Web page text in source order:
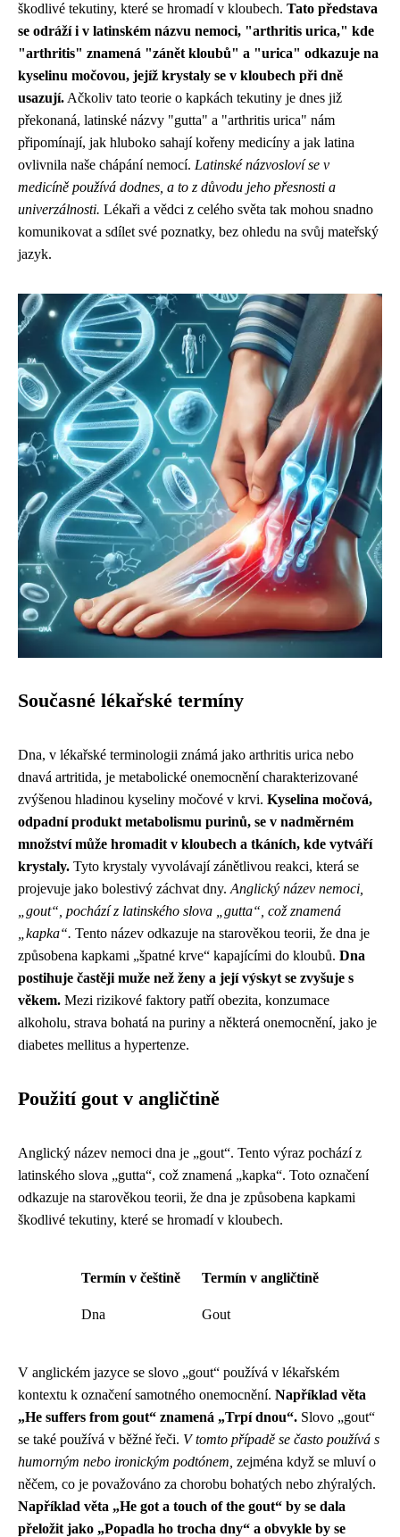
škodlivé tekutiny, které se hromadí v kloubech. Tato představa
se odráží i v latinském názvu nemoci, "arthritis urica," kde
"arthritis" znamená "zánět kloubů" a "urica" odkazuje na
kyselinu močovou, jejíž krystaly se v kloubech při dně
usazují. Ačkoliv tato teorie o kapkách tekutiny je dnes již
překonaná, latinské názvy "gutta" a "arthritis urica" nám
připomínají, jak hluboko sahají kořeny medicíny a jak latina
ovlivnila naše chápání nemocí. Latinské názvosloví se v
medicíně používá dodnes, a to z důvodu jeho přesnosti a
univerzálnosti. Lékaři a vědci z celého světa tak mohou snadno
komunikovat a sdílet své poznatky, bez ohledu na svůj mateřský
jazyk.
Současné lékařské termíny
Dna, v lékařské terminologii známá jako arthritis urica nebo
dnavá artritida, je metabolické onemocnění charakterizované
zvýšenou hladinou kyseliny močové v krvi. Kyselina močová,
odpadní produkt metabolismu purinů, se v nadměrném
množství může hromadit v kloubech a tkáních, kde vytváří
krystaly. Tyto krystaly vyvolávají zánětlivou reakci, která se
projevuje jako bolestivý záchvat dny. Anglický název nemoci,
„gout“, pochází z latinského slova „gutta“, což znamená
„kapka“. Tento název odkazuje na starověkou teorii, že dna je
způsobena kapkami „špatné krve“ kapajícími do kloubů. Dna
postihuje častěji muže než ženy a její výskyt se zvyšuje s
věkem. Mezi rizikové faktory patří obezita, konzumace
alkoholu, strava bohatá na puriny a některá onemocnění, jako je
diabetes mellitus a hypertenze.
Použití gout v angličtině
Anglický název nemoci dna je „gout“. Tento výraz pochází z
latinského slova „gutta“, což znamená „kapka“. Toto označení
odkazuje na starověkou teorii, že dna je způsobena kapkami
škodlivé tekutiny, které se hromadí v kloubech.
Termín v češtině Termín v angličtině
Dna Gout
V anglickém jazyce se slovo „gout“ používá v lékařském
kontextu k označení samotného onemocnění. Například věta
„He suffers from gout“ znamená „Trpí dnou“. Slovo „gout“
se také používá v běžné řeči. V tomto případě se často používá s
humorným nebo ironickým podtónem, zejména když se mluví o
něčem, co je považováno za chorobu bohatých nebo zhýralých.
Například věta „He got a touch of the gout“ by se dala
přeložit jako „Popadla ho trocha dny“ a obvykle by se